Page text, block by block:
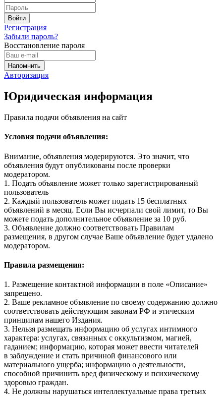
Регистрация
Забыли пароль?
Восстановление пароля
Авторизация
Юридическая информация
Правила подачи объявления на сайт
Условия подачи объявления:
Внимание, объявления модерируются. Это значит, что
объявления будут опубликованы после проверки
модератором.
1. Подать объявление может только зарегистрированный
пользователь
2. Каждый пользователь может подать 15 бесплатных
объявлений в месяц. Если Вы исчерпали свой лимит, то Вы
можете подать дополнительное объявление за 10 руб.
3. Объявление должно соответствовать Правилам
размещения, в другом случае Ваше объявление будет удалено
модератором.
Правила размещения:
1. Размещение контактной информации в поле «Описание»
запрещено.
2. Ваше рекламное объявление по своему содержанию должно
соответствовать действующим законам РФ и этическим
принципам нашего Издания.
3. Нельзя размещать информацию об услугах интимного
характера: услугах, связанных с оккультизмом, магией,
гаданием; информацию, которая может ввести читателей
в заблуждение и стать причиной финансового или
материального ущерба; информацию о деятельности,
способной причинить вред физическому и психическому
здоровью граждан.
4. Не должны нарушаться интеллектуальные права третьих